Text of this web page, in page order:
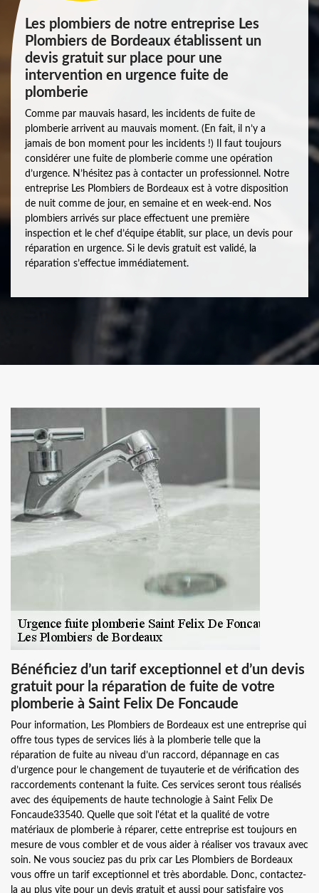
Les plombiers de notre entreprise Les
Plombiers de Bordeaux établissent un
devis gratuit sur place pour une
intervention en urgence fuite de
plomberie
Comme par mauvais hasard, les incidents de fuite de
plomberie arrivent au mauvais moment. (En fait, il n’y a
jamais de bon moment pour les incidents !) Il faut toujours
considérer une fuite de plomberie comme une opération
d’urgence. N’hésitez pas à contacter un professionnel. Notre
entreprise Les Plombiers de Bordeaux est à votre disposition
de nuit comme de jour, en semaine et en week-end. Nos
plombiers arrivés sur place effectuent une première
inspection et le chef d’équipe établit, sur place, un devis pour
réparation en urgence. Si le devis gratuit est validé, la
réparation s’effectue immédiatement.
Bénéficiez d’un tarif exceptionnel et d’un devis
gratuit pour la réparation de fuite de votre
plomberie à Saint Felix De Foncaude
Pour information, Les Plombiers de Bordeaux est une entreprise qui
offre tous types de services liés à la plomberie telle que la
réparation de fuite au niveau d’un raccord, dépannage en cas
d’urgence pour le changement de tuyauterie et de vérification des
raccordements contenant la fuite. Ces services seront tous réalisés
avec des équipements de haute technologie à Saint Felix De
Foncaude33540. Quelle que soit l'état et la qualité de votre
matériaux de plomberie à réparer, cette entreprise est toujours en
mesure de vous combler et de vous aider à réaliser vos travaux avec
soin. Ne vous souciez pas du prix car Les Plombiers de Bordeaux
vous offre un tarif exceptionnel et très abordable. Donc, contactez-
la au plus vite pour un devis gratuit et aussi pour satisfaire vos